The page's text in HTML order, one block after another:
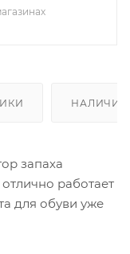
НАЛИЧИЕ
запаха
работает
для обуви уже